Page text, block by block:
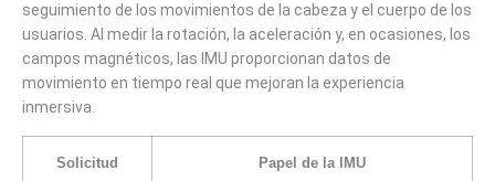
seguimiento de los movimientos de la cabeza y el cuerpo de los
usuarios. Al medir la rotación, la aceleración y, en ocasiones, los
campos magnéticos, las IMU proporcionan datos de
movimiento en tiempo real que mejoran la experiencia
inmersiva.
Solicitud Papel de la IMU